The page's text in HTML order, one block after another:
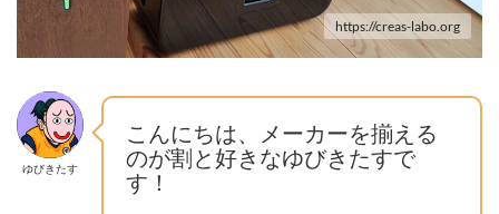
https://creas-labo.org
ゆびきたす
こんにちは、メーカーを揃える
のが割と好きなゆびきたすで
す！